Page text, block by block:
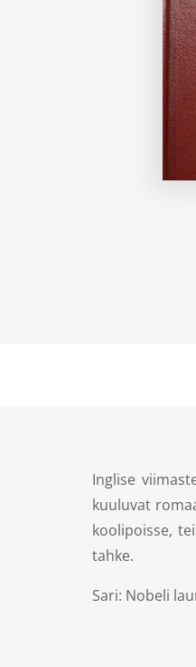
Inglise
kuuluvat
koolipoisse,
tahke.
Sari: Nobeli